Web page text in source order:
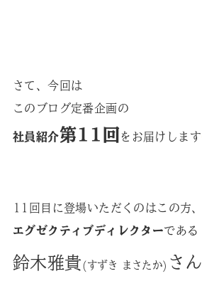
さて、今回は
このブログ定番企画の
社員紹介第11回をお届けします
11回目に登場いただくのはこの方、
エグゼクティブディレクターである
鈴木雅貴 (すずき まさたか) さん